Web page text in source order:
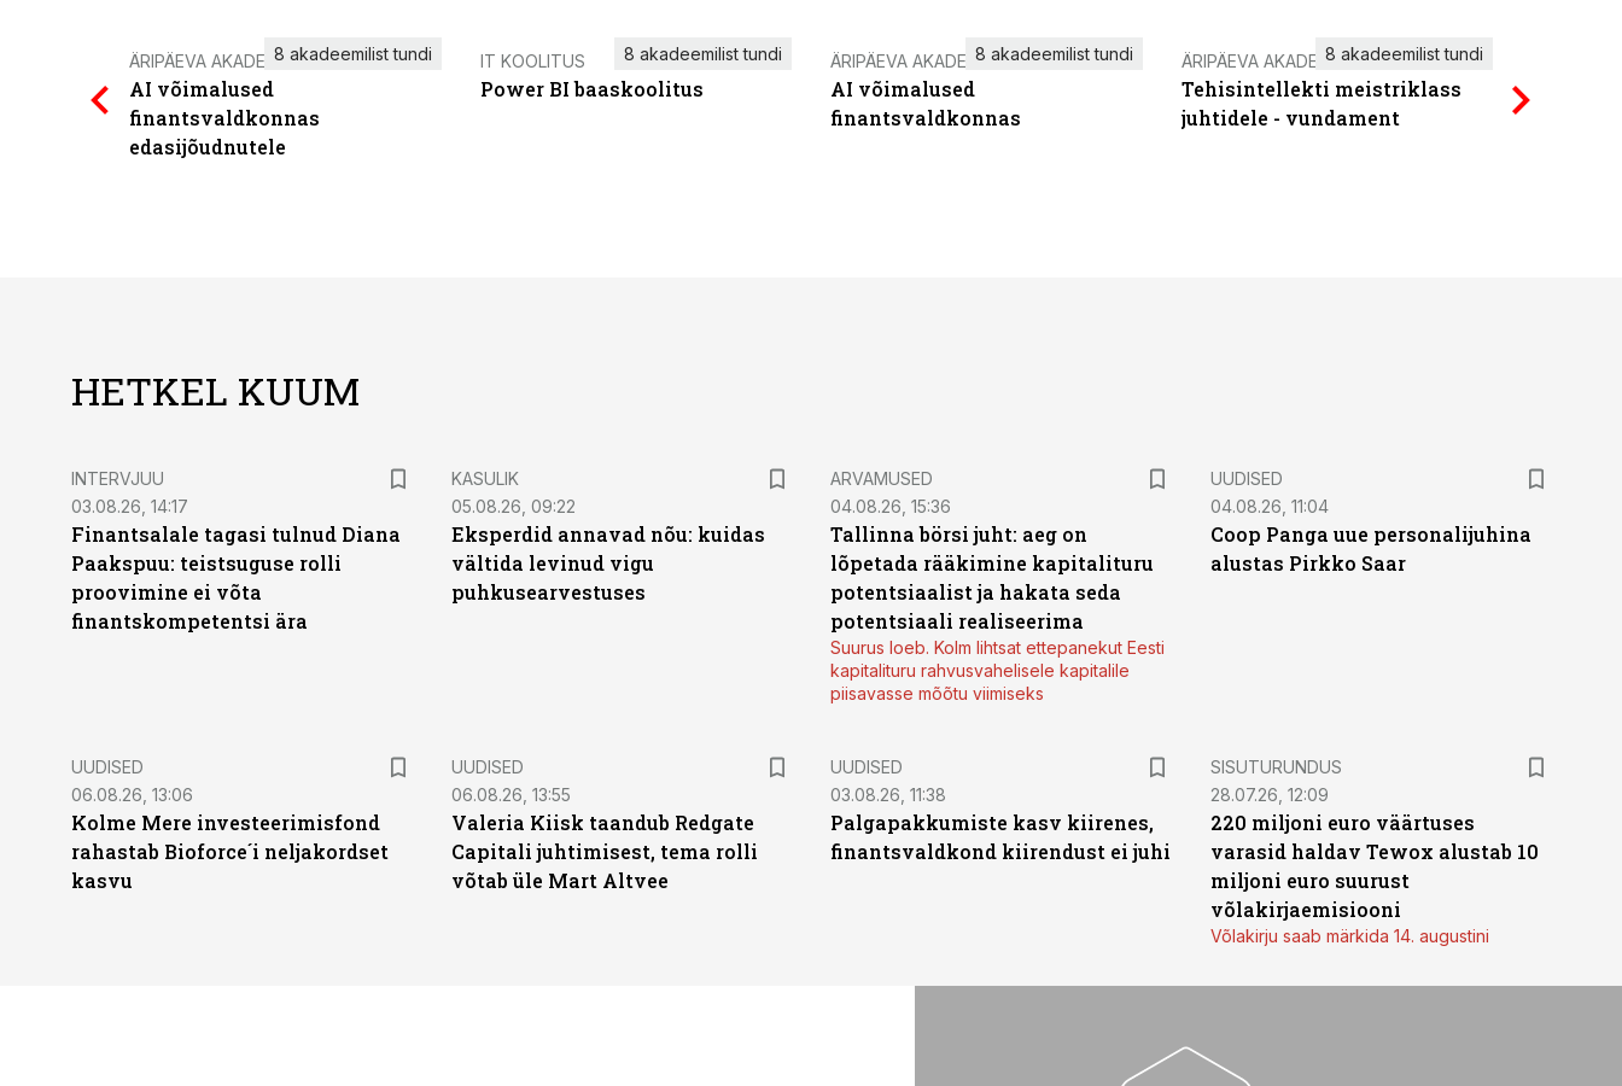
ÄRIPÄEVA AKADEEMIA
AI võimalused
finantsvaldkonnas
edasijõudnutele
8 akadeemilist tundi IT KOOLITUS
Power BI baaskoolitus
8 akadeemilist tundi ÄRIPÄEVA AKADEEMIA
AI võimalused
finantsvaldkonnas
8 akadeemilist tundi ÄRIPÄEVA AKADEEMIA
Tehisintellekti meistriklass
juhtidele - vundament
8 akadeemilist tundi
HETKEL KUUM
INTERVJUU
03.08.26, 14:17
Finantsalale tagasi tulnud Diana
Paakspuu: teistsuguse rolli
proovimine ei võta
finantskompetentsi ära
KASULIK
05.08.26, 09:22
Eksperdid annavad nõu: kuidas
vältida levinud vigu
puhkusearvestuses
ARVAMUSED
04.08.26, 15:36
Tallinna börsi juht: aeg on
lõpetada rääkimine kapitalituru
potentsiaalist ja hakata seda
potentsiaali realiseerima
Suurus loeb. Kolm lihtsat ettepanekut Eesti
kapitalituru rahvusvahelisele kapitalile
piisavasse mõõtu viimiseks
UUDISED
04.08.26, 11:04
Coop Panga uue personalijuhina
alustas Pirkko Saar
UUDISED
06.08.26, 13:06
Kolme Mere investeerimisfond
rahastab Bioforce´i neljakordset
kasvu
UUDISED
06.08.26, 13:55
Valeria Kiisk taandub Redgate
Capitali juhtimisest, tema rolli
võtab üle Mart Altvee
UUDISED
03.08.26, 11:38
Palgapakkumiste kasv kiirenes,
finantsvaldkond kiirendust ei juhi
ST
SISUTURUNDUS
28.07.26, 12:09
220 miljoni euro väärtuses
varasid haldav Tewox alustab 10
miljoni euro suurust
võlakirjaemisiooni
Võlakirju saab märkida 14. augustini